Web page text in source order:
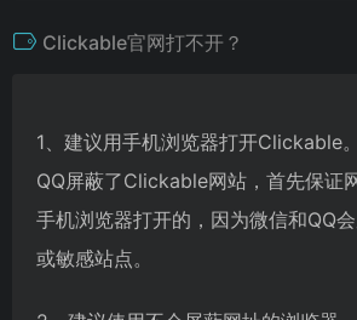
Clickable官网打不开？
1、建议用手机浏览器打开Clickable
QQ屏蔽了Clickable网站，首先保证
手机浏览器打开的，因为微信和QQ
或敏感站点。